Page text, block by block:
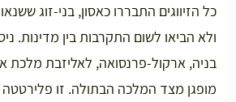
כל הזיווגים התבררו כאסון, בני-זוג
ולא הביאו לשום התקרבות בין מדינות.
בניה, ארקול-פרנסואה, לאליזבת מלכת
מופגן מצד המלכה הבתולה. זו